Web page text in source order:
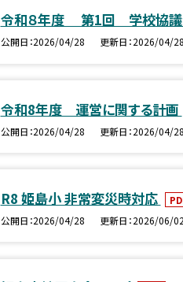
令和８年度 第1回 学校協議
公開日 2026/04/28 更新日 2026/04/28
令和8年度 運営に関する計画
公開日 2026/04/28 更新日 2026/04/28
R8 姫島小 非常変災時対応
公開日 2026/04/28 更新日 2026/06/02